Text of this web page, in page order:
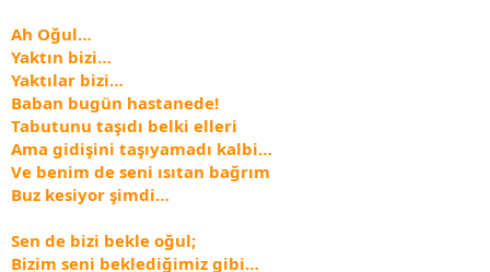
Ah Oğul…
Yaktın bizi…
Yaktılar bizi…
Baban bugün hastanede!
Tabutunu taşıdı belki elleri
Ama gidişini taşıyamadı kalbi…
Ve benim de seni ısıtan bağrım
Buz kesiyor şimdi…
Sen de bizi bekle oğul;
Bizim seni beklediğimiz gibi…